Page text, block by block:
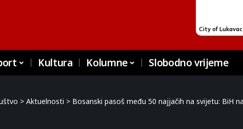
Kultura Kolumne Slobodno vrijeme
> Aktuelnosti > Bosanski pasoš među 50 najjačih na svijetu: BiH